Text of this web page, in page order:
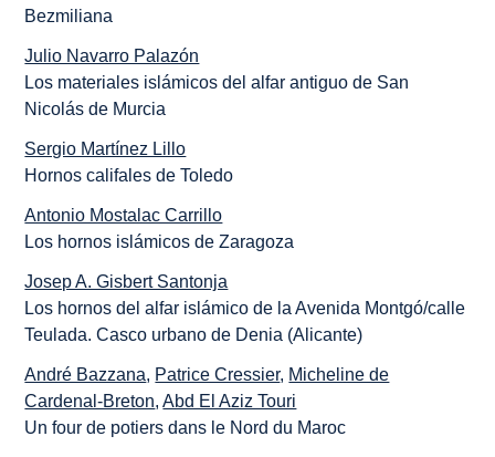
Bezmiliana
Julio Navarro Palazón
Los materiales islámicos del alfar antiguo de San
Nicolás de Murcia
Sergio Martínez Lillo
Hornos califales de Toledo
Antonio Mostalac Carrillo
Los hornos islámicos de Zaragoza
Josep A. Gisbert Santonja
Los hornos del alfar islámico de la Avenida Montgó/calle
Teulada. Casco urbano de Denia (Alicante)
André Bazzana, Patrice Cressier, Micheline de
Cardenal-Breton,Abd El Aziz Touri
Un four de potiers dans le Nord du Maroc